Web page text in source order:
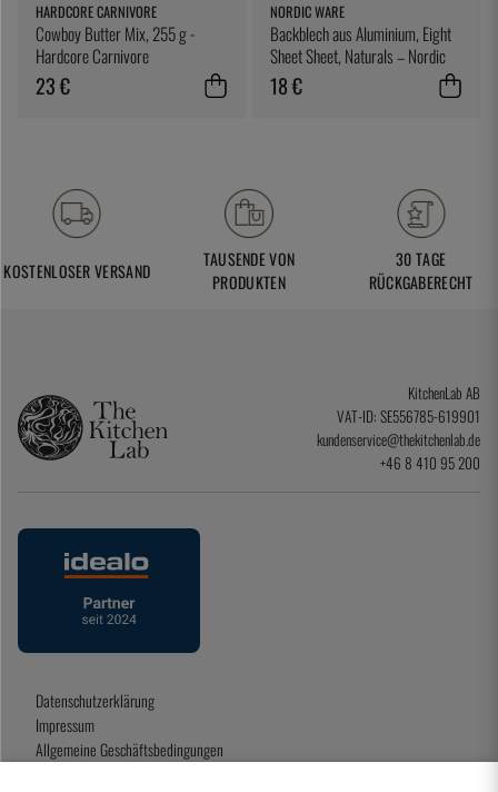
HARDCORE CARNIVORE
Cowboy Butter Mix, 255 g -
Hardcore Carnivore
23 €
NORDIC WARE
Backblech aus Aluminium, Eight
Sheet Sheet, Naturals – Nordic
Ware
18 €
KOSTENLOSER VERSAND
TAUSENDE VON
PRODUKTEN
30 TAGE
RÜCKGABERECHT
KitchenLab AB
VAT-ID: SE556785-619901
kundenservice@thekitchenlab.de
+46 8 410 95 200
Datenschutzerklärung
Impressum
Allgemeine Geschäftsbedingungen